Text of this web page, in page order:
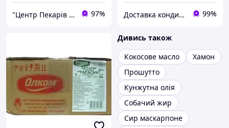
"Центр Пекарів "АРІАНТА" ТзОВ 97% Доставка кондитерської сировини 99%
Дивись також
Кокосове масло
Хамон
Прошутто
Кунжутна олія
Собачий жир
Сир маскарпоне